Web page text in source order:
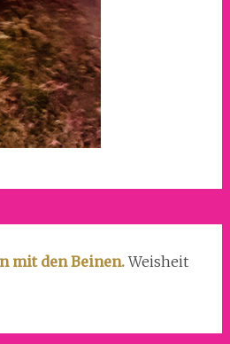
mit den Beinen. Weisheit